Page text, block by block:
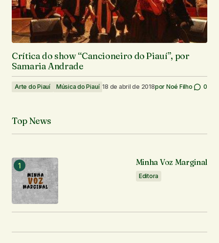
Crítica do show “Cancioneiro do Piauí”, por
Samaria Andrade
Arte do Piauí Música do Piauí 18 de abril de 2018por Noé Filho 0
Top News
Minha Voz Marginal
Editora